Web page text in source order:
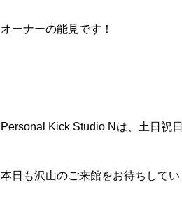
オーナーの能見です！
Personal Kick Studio Nは、土日祝
本日も沢山のご来館をお待ちしてい